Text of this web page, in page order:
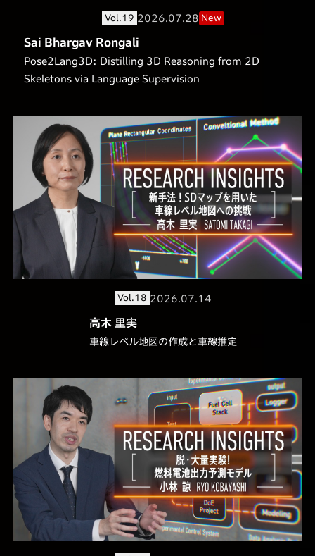
Vol.19 2026.07.28 New
Sai Bhargav Rongali
Pose2Lang3D: Distilling 3D Reasoning from 2D
Skeletons via Language Supervision
Vol.18 2026.07.14
高木 里実
車線レベル地図の作成と車線推定